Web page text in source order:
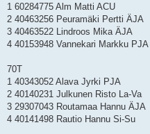
1 60284775 Alm Matti ACU
2 40463256 Peuramäki Pertti ÄJA
3 40463522 Lindroos Mika ÄJA
4 40153948 Vannekari Markku PJA
70T
1 40343052 Alava Jyrki PJA
2 40140231 Julkunen Risto La-Va
3 29307043 Routamaa Hannu ÄJA
4 40141498 Rautio Hannu Si-Su